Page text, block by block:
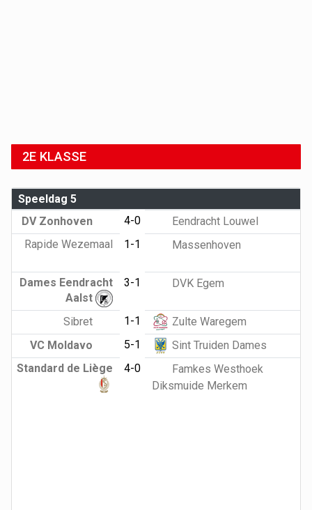
2E KLASSE
Speeldag 5
DV Zonhoven
4-0
Eendracht Louwel
Rapide Wezemaal
1-1 Massenhoven
Dames Eendracht
Aalst
3-1 DVK Egem
Sibret 1-1
Zulte Waregem
VC Moldavo
5-1
Sint Truiden Dames
Standard de Liège
4-0
Famkes Westhoek
Diksmuide Merkem